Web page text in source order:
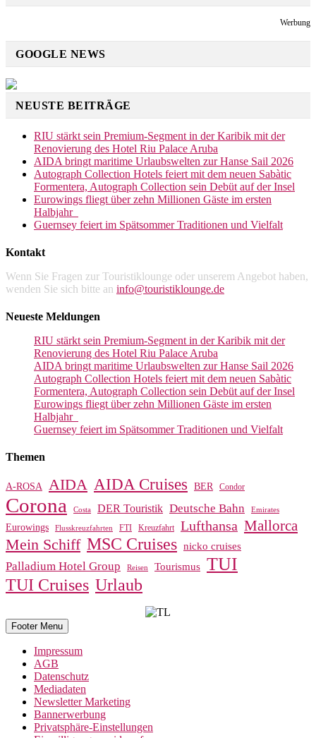
Werbung
GOOGLE NEWS
NEUSTE BEITRÄGE
RIU stärkt sein Premium-Segment in der Karibik mit der
Renovierung des Hotel Riu Palace Aruba
AIDA bringt maritime Urlaubswelten zur Hanse Sail 2026
Autograph Collection Hotels feiert mit dem neuen Sabàtic
Formentera, Autograph Collection sein Debüt auf der Insel
Eurowings fliegt über zehn Millionen Gäste im ersten
Halbjahr
Guernsey feiert im Spätsommer Traditionen und Vielfalt
Kontakt
Wenn Sie Fragen zur Touristiklounge oder unserem Angebot haben,
wenden Sie sich bitte an info@touristiklounge.de
Neueste Meldungen
RIU stärkt sein Premium-Segment in der Karibik mit der
Renovierung des Hotel Riu Palace Aruba
AIDA bringt maritime Urlaubswelten zur Hanse Sail 2026
Autograph Collection Hotels feiert mit dem neuen Sabàtic
Formentera, Autograph Collection sein Debüt auf der Insel
Eurowings fliegt über zehn Millionen Gäste im ersten
Halbjahr
Guernsey feiert im Spätsommer Traditionen und Vielfalt
Themen
A-ROSA AIDA AIDA Cruises BER Condor
Corona Costa DER Touristik Deutsche Bahn Emirates
Eurowings Flusskreuzfahrten FTI Kreuzfahrt Lufthansa Mallorca
Mein Schiff MSC Cruises nicko cruises
Palladium Hotel Group Reisen Tourismus TUI
TUI Cruises Urlaub
Footer Menu
Impressum
AGB
Datenschutz
Mediadaten
Newsletter Marketing
Bannerwerbung
Privatsphäre-Einstellungen